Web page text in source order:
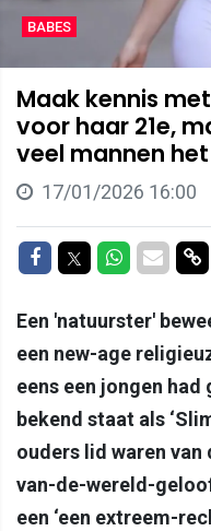
BABES
Maak kennis
voor haar 21e,
veel mannen
17/01/2026 16:00
Delen op Facebook
Delen op Twitter
Delen op
Delen
Een 'natuurster'
een new-age
eens een jongen
bekend staat als
ouders lid waren van
van-de-wereld-
een ‘een extreem-